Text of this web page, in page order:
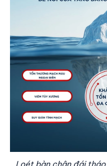
Loét bàn chân đái